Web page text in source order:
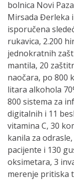
bolnica Novi
Mirsada Đerleka
isporučena
rukavica, 2.200
jednokratnih
mantila, 20
naočara, po 800
litara alkohola
800 sistema za
digitalnih i 11
vitamina C, 30
kanila za
pacijente i 130
oksimetara, 3
merenje pritiska